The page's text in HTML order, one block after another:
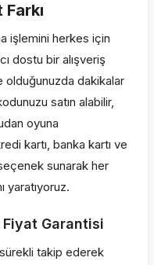
işlemini herkes için
dostu bir alışveriş
olduğunuzda dakikalar
satın alabilir,
oyuna
kartı, banka kartı ve
sunarak her
yaratıyoruz.
Garantisi
takip ederek